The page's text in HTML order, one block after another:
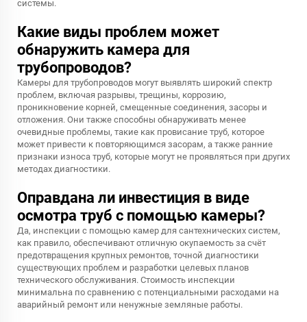
системы.
Какие виды проблем может
обнаружить камера для
трубопроводов?
Камеры для трубопроводов могут выявлять широкий спектр
проблем, включая разрывы, трещины, коррозию,
проникновение корней, смещенные соединения, засоры и
отложения. Они также способны обнаруживать менее
очевидные проблемы, такие как провисание труб, которое
может привести к повторяющимся засорам, а также ранние
признаки износа труб, которые могут не проявляться при других
методах диагностики.
Оправдана ли инвестиция в виде
осмотра труб с помощью камеры?
Да, инспекции с помощью камер для сантехнических систем,
как правило, обеспечивают отличную окупаемость за счёт
предотвращения крупных ремонтов, точной диагностики
существующих проблем и разработки целевых планов
технического обслуживания. Стоимость инспекции
минимальна по сравнению с потенциальными расходами на
аварийный ремонт или ненужные земляные работы.